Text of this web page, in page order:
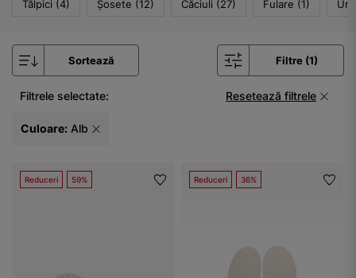
Tălpici (4) Șosete (12) Căciuli (27) Fulare (1)
Sortează Filtre (1)
Filtrele selectate: Resetează filtrele
Culoare: Alb
Reduceri 59% Reduceri 36%